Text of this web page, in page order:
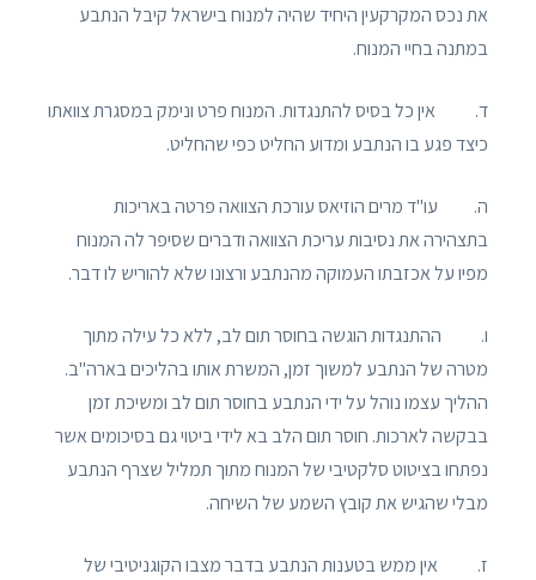
את נכס המקרקעין היחיד שהיה למנוח בישראל קיבל הנתבע
במתנה בחיי המנוח.
ד. אין כל בסיס להתנגדות. המנוח פרט ונימק במסגרת צוואתו
כיצד פגע בו הנתבע ומדוע החליט כפי שהחליט.
ה. עו"ד מרים הוזיאס עורכת הצוואה פרטה באריכות
בתצהירה את נסיבות עריכת הצוואה ודברים שסיפר לה המנוח
מפיו על אכזבתו העמוקה מהנתבע ורצונו שלא להוריש לו דבר.
ו. ההתנגדות הוגשה בחוסר תום לב, ללא כל עילה מתוך
מטרה של הנתבע למשוך זמן, המשרת אותו בהליכים בארה"ב.
ההליך עצמו נוהל על ידי הנתבע בחוסר תום לב ומשיכת זמן
בבקשה לארכות. חוסר תום הלב בא לידי ביטוי גם בסיכומים אשר
נפתחו בציטוט סלקטיבי של המנוח מתוך תמליל שצרף הנתבע
מבלי שהגיש את קובץ השמע של השיחה.
ז. אין ממש בטענות הנתבע בדבר מצבו הקוגניטיבי של